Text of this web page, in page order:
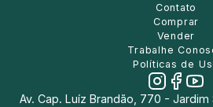
Contato
Comprar
Vender
Trabalhe
Políticas de
Av. Cap. Luíz Brandão, 770 - Jardim